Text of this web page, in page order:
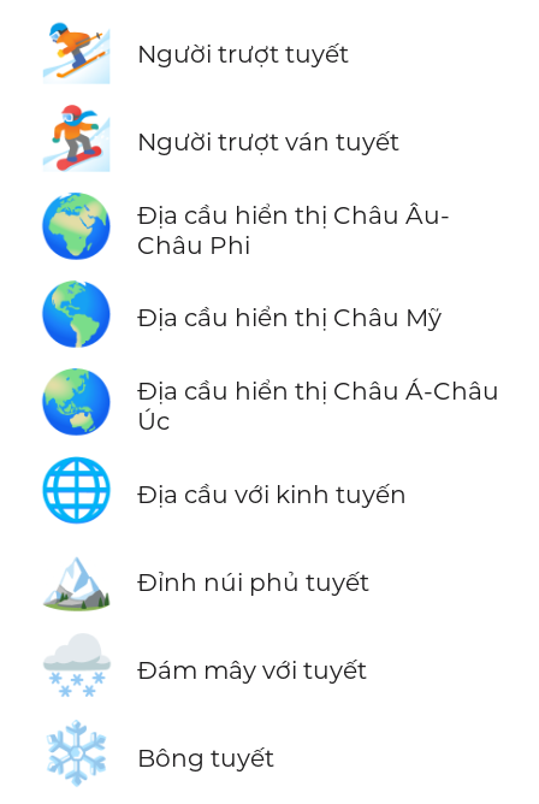
⛷️ Người trượt tuyết
🏂 Người trượt ván tuyết
🌍
Địa cầu hiển thị Châu Âu-
Châu Phi
🌎 Địa cầu hiển thị Châu Mỹ
🌏
Địa cầu hiển thị Châu Á-Châu
Úc
🌐 Địa cầu với kinh tuyến
🏔️ Đỉnh núi phủ tuyết
🌨️ Đám mây với tuyết
❄️ Bông tuyết